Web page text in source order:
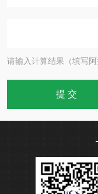
请输入计算结果（填写